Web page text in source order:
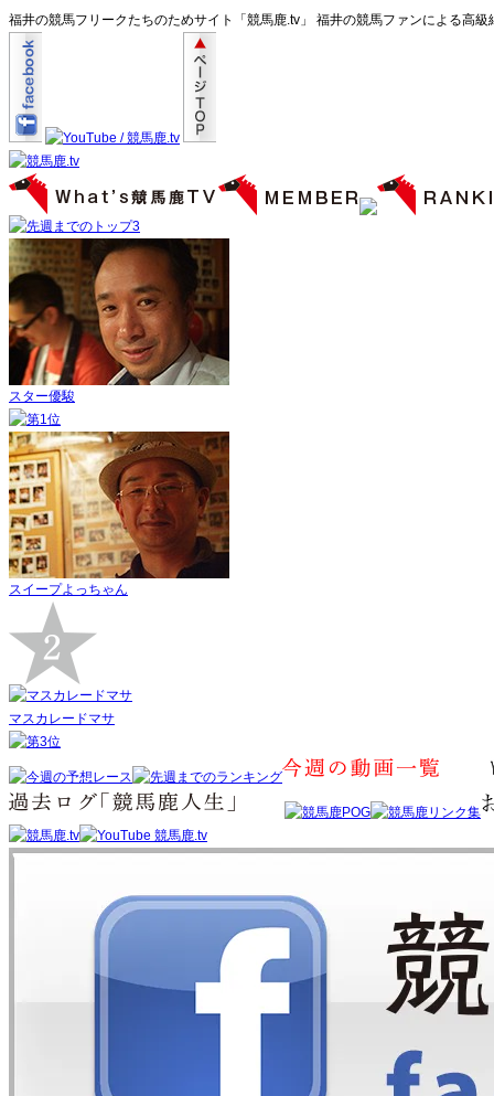
福井の競馬フリークたちのためサイト「競馬鹿.tv」 福井の競馬ファンによる高
スター優駿
スイープよっちゃん
マスカレードマサ